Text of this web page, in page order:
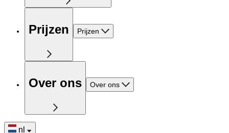
Prijzen Prijzen
Over ons Over ons
nl